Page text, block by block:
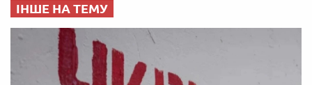
ІНШЕ НА ТЕМУ